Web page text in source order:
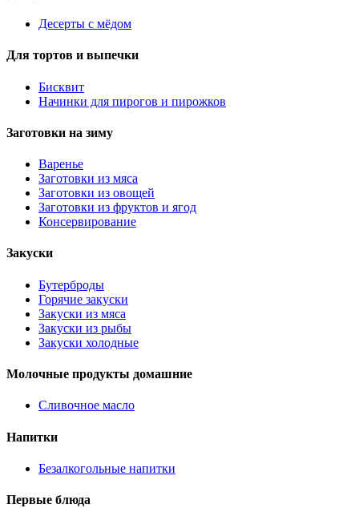
Десерты с мёдом
Для тортов и выпечки
Бисквит
Начинки для пирогов и пирожков
Заготовки на зиму
Варенье
Заготовки из мяса
Заготовки из овощей
Заготовки из фруктов и ягод
Консервирование
Закуски
Бутерброды
Горячие закуски
Закуски из мяса
Закуски из рыбы
Закуски холодные
Молочные продукты домашние
Сливочное масло
Напитки
Безалкогольные напитки
Первые блюда